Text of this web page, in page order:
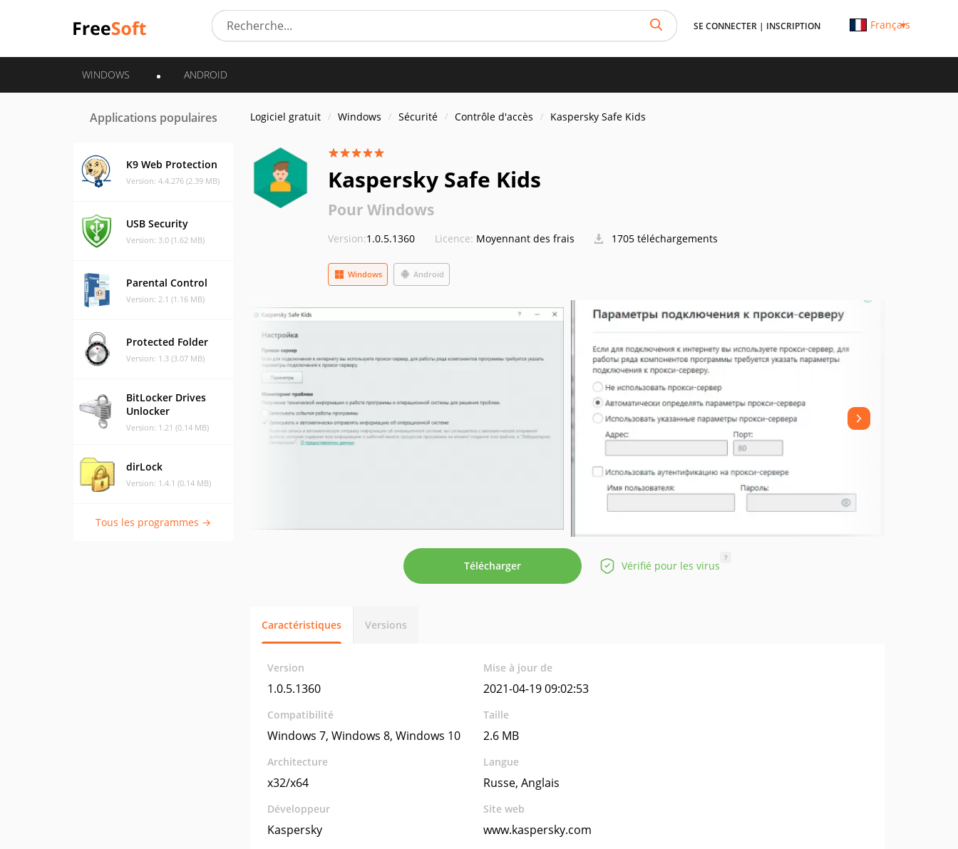
SE CONNECTER | INSCRIPTION Français
WINDOWS ANDROID
Applications populaires
K9 Web Protection
Version: 4.4.276 (2.39 MB)
USB Security
Version: 3.0 (1.62 MB)
Parental Control
Version: 2.1 (1.16 MB)
Protected Folder
Version: 1.3 (3.07 MB)
BitLocker Drives
Unlocker
Version: 1.21 (0.14 MB)
dirLock
Version: 1.4.1 (0.14 MB)
Tous les programmes →
Logiciel gratuit Windows Sécurité Contrôle d'accès Kaspersky Safe Kids
Kaspersky Safe Kids
Pour Windows
Version:1.0.5.1360 Licence: Moyennant des frais 1705 téléchargements
Android
Windows
Télécharger Vérifié pour les virus
?
Caractéristiques Versions
Version
1.0.5.1360
Mise à jour de
2021-04-19 09:02:53
Compatibilité
Windows 7, Windows 8, Windows 10
Taille
2.6 MB
Architecture
x32/x64
Langue
Russe, Anglais
Développeur
Kaspersky
Site web
www.kaspersky.com